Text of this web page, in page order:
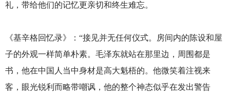
礼，带给他们的记忆更亲切和终生难忘。
《基辛格回忆录》：“接见并无任何仪式。房间内的陈设和屋
子的外观一样简单朴素。毛泽东就站在那里边，周围都是
书，他在中国人当中身材是高大魁梧的。他微笑着注视来
客，眼光锐利而略带嘲讽，他的整个神态似乎在发出警告